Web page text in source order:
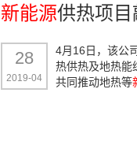
新能源供热项
28
2019-04
4月16日，该公
热供热及地热能
共同推动地热等